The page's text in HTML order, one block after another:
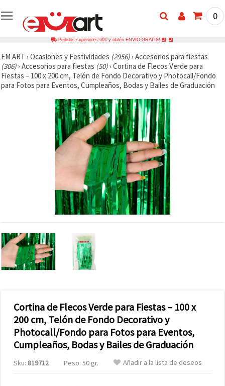
0
Pedidos superiores 60€ y obtén ENVÍO GRATIS!
EM ART › Ocasiones y Festividades (2956)› Accesorios para fiestas
(306)› Accesorios para fiestas (50)› Cortina de Flecos Verde para
Fiestas – 100 x 200 cm, Telón de Fondo Decorativo y Photocall/Fondo
para Fotos para Eventos, Cumpleaños, Bodas y Bailes de Graduación
Cortina de Flecos Verde para Fiestas – 100 x
200 cm, Telón de Fondo Decorativo y
Photocall/Fondo para Fotos para Eventos,
Cumpleaños, Bodas y Bailes de Graduación
Sku: 819712 Peso: 50 gr. Añadir a la lista de deseos